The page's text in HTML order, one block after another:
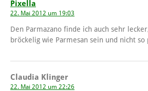
Pixella
22. Mai 2012 um 19:03
Den Parmazano finde ich auch sehr
bröckelig wie Parmesan sein und nicht
Claudia Klinger
22. Mai 2012 um 22:26